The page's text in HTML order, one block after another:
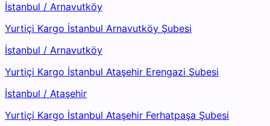
İstanbul / Arnavutköy
Yurtiçi Kargo İstanbul Arnavutköy Şubesi
İstanbul / Arnavutköy
Yurtiçi Kargo İstanbul Ataşehir Erengazi Şubesi
İstanbul / Ataşehir
Yurtiçi Kargo İstanbul Ataşehir Ferhatpaşa Şubesi